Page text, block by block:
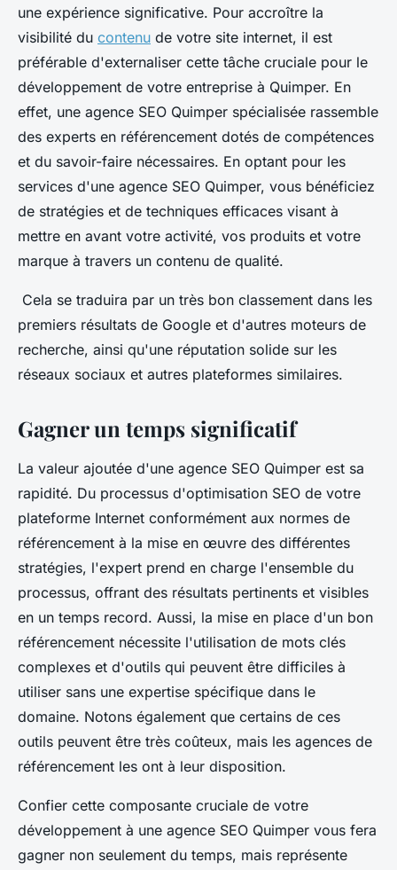
une expérience significative. Pour accroître la
visibilité du contenu de votre site internet, il est
préférable d'externaliser cette tâche cruciale pour le
développement de votre entreprise à Quimper. En
effet, une agence SEO Quimper spécialisée rassemble
des experts en référencement dotés de compétences
et du savoir-faire nécessaires. En optant pour les
services d'une agence SEO Quimper, vous bénéficiez
de stratégies et de techniques efficaces visant à
mettre en avant votre activité, vos produits et votre
marque à travers un contenu de qualité.
Cela se traduira par un très bon classement dans les
premiers résultats de Google et d'autres moteurs de
recherche, ainsi qu'une réputation solide sur les
réseaux sociaux et autres plateformes similaires.
Gagner un temps significatif
La valeur ajoutée d'une agence SEO Quimper est sa
rapidité. Du processus d'optimisation SEO de votre
plateforme Internet conformément aux normes de
référencement à la mise en œuvre des différentes
stratégies, l'expert prend en charge l'ensemble du
processus, offrant des résultats pertinents et visibles
en un temps record. Aussi, la mise en place d'un bon
référencement nécessite l'utilisation de mots clés
complexes et d'outils qui peuvent être difficiles à
utiliser sans une expertise spécifique dans le
domaine. Notons également que certains de ces
outils peuvent être très coûteux, mais les agences de
référencement les ont à leur disposition.
Confier cette composante cruciale de votre
développement à une agence SEO Quimper vous fera
gagner non seulement du temps, mais représente